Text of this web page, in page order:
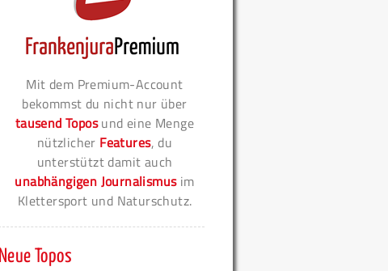
Mit dem Premium-Account
bekommst du nicht nur über
tausend Toposund eine Menge
nützlicher Features, du
unterstützt damit auch
unabhängigen Journalismusim
Klettersport und Naturschutz.
Neue Topos